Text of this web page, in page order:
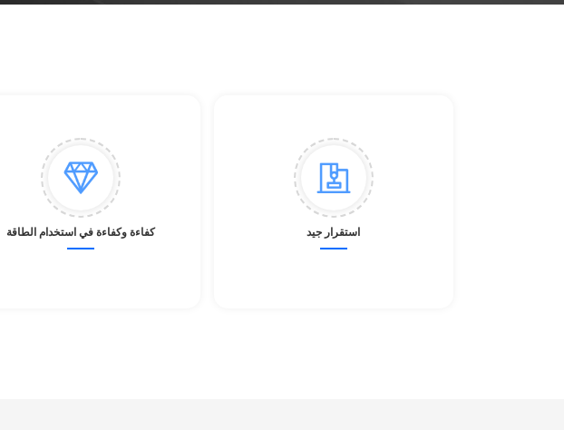
كفاءة وكفاءة في استخدام الطاقة استقرار جيد